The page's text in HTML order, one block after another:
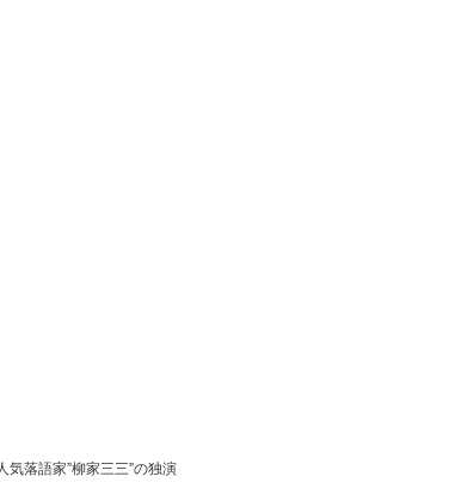
落語家”柳家三三”の独演